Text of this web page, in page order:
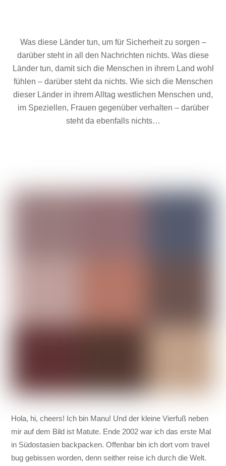
Was diese Länder tun, um für Sicherheit zu sorgen –
darüber steht in all den Nachrichten nichts. Was diese
Länder tun, damit sich die Menschen in ihrem Land wohl
fühlen – darüber steht da nichts. Wie sich die Menschen
dieser Länder in ihrem Alltag westlichen Menschen und,
im Speziellen, Frauen gegenüber verhalten – darüber
steht da ebenfalls nichts…
Hola, hi, cheers! Ich bin Manu! Und der kleine Vierfuß neben
mir auf dem Bild ist Matute. Ende 2002 war ich das erste Mal
in Südostasien backpacken. Offenbar bin ich dort vom travel
bug gebissen worden, denn seither reise ich durch die Welt.